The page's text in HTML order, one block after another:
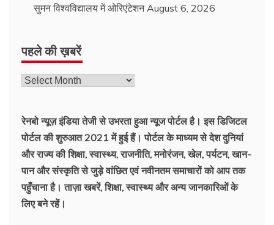
सुमन विश्वविद्यालय में ओरिएंटेशन August 6, 2026
पहले की ख़बरें
रेनबो न्यूज़ इंडिया तेजी से उभरता हुआ न्‍यूज पोर्टल है। इस डिजिटल
पोर्टल की शुरुआत 2021 में हुई हैं। पोर्टल के माध्यम से देश दुनियां
और राज्य की शिक्षा, स्वास्थ्य, राजनीति, मनोरंजन, खेल, पर्यटन, खान-
पान और संस्कृति से जुड़े वांछित एवं नवीनतम समाचारों को आप तक
पहुँचाना है। ताज़ा खबरें, शिक्षा, स्वास्थ्य और अन्य जानकारिओं के
लिए बने रहें।